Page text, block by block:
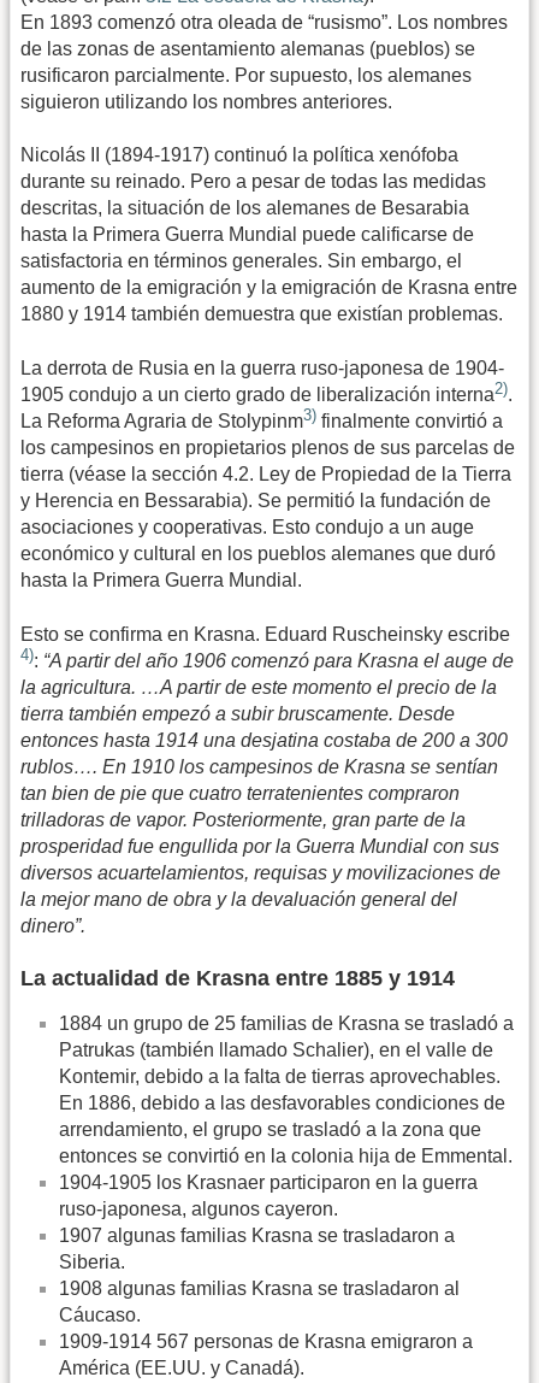
En 1893 comenzó otra oleada de “rusismo”. Los nombres
de las zonas de asentamiento alemanas (pueblos) se
rusificaron parcialmente. Por supuesto, los alemanes
siguieron utilizando los nombres anteriores.
Nicolás II (1894-1917) continuó la política xenófoba
durante su reinado. Pero a pesar de todas las medidas
descritas, la situación de los alemanes de Besarabia
hasta la Primera Guerra Mundial puede calificarse de
satisfactoria en términos generales. Sin embargo, el
aumento de la emigración y la emigración de Krasna entre
1880 y 1914 también demuestra que existían problemas.
La derrota de Rusia en la guerra ruso-japonesa de 1904-
1905 condujo a un cierto grado de liberalización interna2).
La Reforma Agraria de Stolypinm3) finalmente convirtió a
los campesinos en propietarios plenos de sus parcelas de
tierra (véase la sección 4.2. Ley de Propiedad de la Tierra
y Herencia en Bessarabia). Se permitió la fundación de
asociaciones y cooperativas. Esto condujo a un auge
económico y cultural en los pueblos alemanes que duró
hasta la Primera Guerra Mundial.
Esto se confirma en Krasna. Eduard Ruscheinsky escribe
4): “A partir del año 1906 comenzó para Krasna el auge de
la agricultura. …A partir de este momento el precio de la
tierra también empezó a subir bruscamente. Desde
entonces hasta 1914 una desjatina costaba de 200 a 300
rublos…. En 1910 los campesinos de Krasna se sentían
tan bien de pie que cuatro terratenientes compraron
trilladoras de vapor. Posteriormente, gran parte de la
prosperidad fue engullida por la Guerra Mundial con sus
diversos acuartelamientos, requisas y movilizaciones de
la mejor mano de obra y la devaluación general del
dinero”.
La actualidad de Krasna entre 1885 y 1914
1884 un grupo de 25 familias de Krasna se trasladó a
Patrukas (también llamado Schalier), en el valle de
Kontemir, debido a la falta de tierras aprovechables.
En 1886, debido a las desfavorables condiciones de
arrendamiento, el grupo se trasladó a la zona que
entonces se convirtió en la colonia hija de Emmental.
1904-1905 los Krasnaer participaron en la guerra
ruso-japonesa, algunos cayeron.
1907 algunas familias Krasna se trasladaron a
Siberia.
1908 algunas familias Krasna se trasladaron al
Cáucaso.
1909-1914 567 personas de Krasna emigraron a
América (EE.UU. y Canadá).